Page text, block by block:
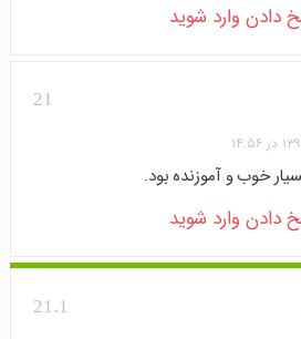
دادن وارد شوید
21
خوب و آموزنده بود.
دادن وارد شوید
21.1